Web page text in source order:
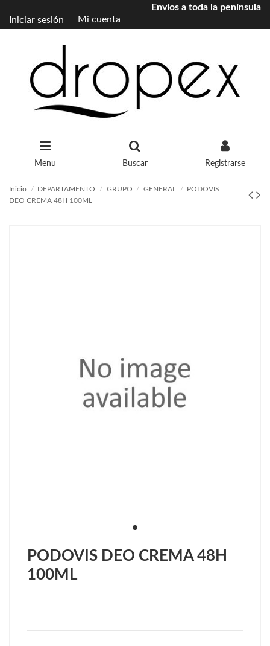
Envíos a toda la península
Iniciar sesión
Mi cuenta
Menu Buscar Registrarse
Inicio DEPARTAMENTO GRUPO GENERAL
PODOVIS
DEO CREMA 48H 100ML
PODOVIS DEO CREMA 48H
100ML